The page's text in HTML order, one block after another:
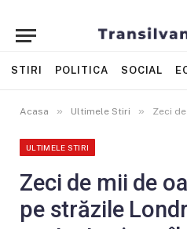
STIRI POLITICA SOCIAL
Acasa » Ultimele Stiri » Zeci de mii de oameni
ULTIMELE STIRI
Zeci de mii de
pe străzile